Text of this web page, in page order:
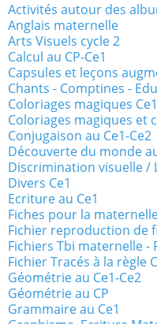
Activités autour des
Anglais maternelle
Arts Visuels cycle 2
Calcul au CP-Ce1
Capsules et leçons
Chants - Comptines -
Coloriages magiques Ce1
Coloriages magiques et
Conjugaison au Ce1-Ce2
Découverte du monde
Discrimination visuelle /
Divers Ce1
Ecriture au Ce1
Fiches pour la
Fichier reproduction de
Fichiers Tbi maternelle -
Fichier Tracés à la règle
Géométrie au Ce1-Ce2
Géométrie au CP
Grammaire au Ce1